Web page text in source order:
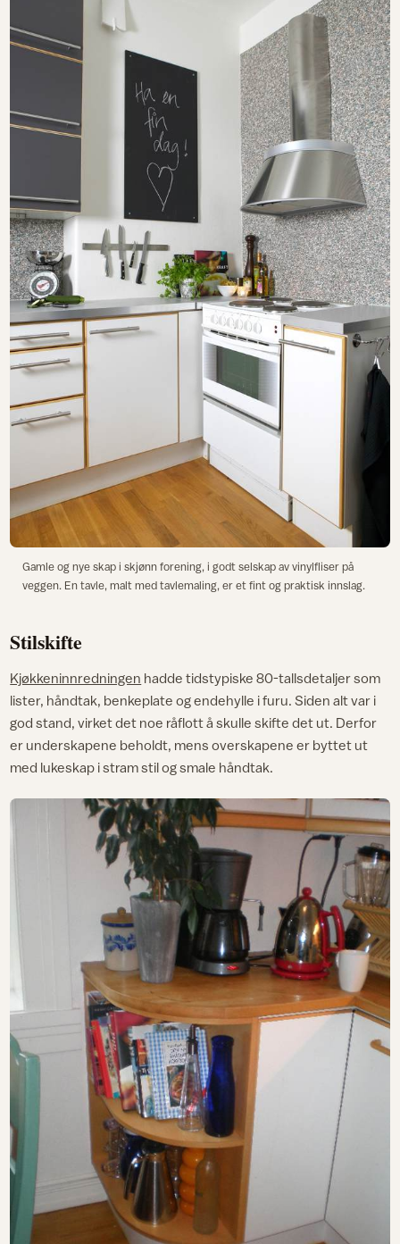
Gamle og nye skap i skjønn forening, i godt selskap av vinylfliser på
veggen. En tavle, malt med tavlemaling, er et fint og praktisk innslag.
Stilskifte
Kjøkkeninnredningen hadde tidstypiske 80-tallsdetaljer som
lister, håndtak, benkeplate og endehylle i furu. Siden alt var i
god stand, virket det noe råflott å skulle skifte det ut. Derfor
er underskapene beholdt, mens overskapene er byttet ut
med lukeskap i stram stil og smale håndtak.